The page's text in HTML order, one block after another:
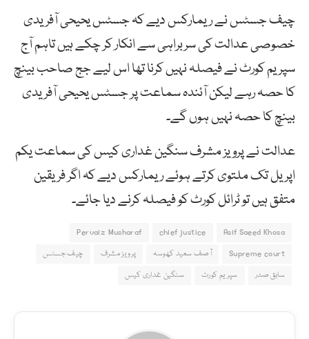
چیف جسٹس نے ریمارکس دیے کہ جسٹس یحیحی آفریدی
خصوصی عدالت کی سربراہی سے انکار کر چکے ہیں تاہم آج
سپریم کورٹ نے فیصلہ نہیں کرنا تھا اس لیے جج صاحب بینچ
کا حصہ رہے لیکن آئندہ سماعت پر جسٹس یحیحی آفریدی
بینچ کا حصہ نہیں ہوں گے۔
عدالت نے پرویز مشرف سنگین غداری کیس کی سماعت یکم
اپریل تک ملتوی کرتے ہوئے ریمارکس دیے کہ اگر فریقین
متفق ہیں تو ٹرائل کورٹ کو فیصلہ کرنے دیا جائے۔
Asif Saeed Khosa
chief justice
Pervaiz Musharaf
Supreme court
آصف سعید کھوسہ پرویز مشرف
چیف جسٹس
سابق صدر
سپریم کورٹ سنگین غداری کیس